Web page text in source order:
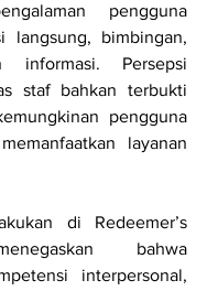
pengguna
langsung, bimbingan,
informasi. Persepsi
staf bahkan terbukti
pengguna
layanan
di Redeemer’s
bahwa
interpersonal,